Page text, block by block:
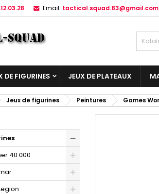
Email: tactical.squad.83@gmail.com
DE FIGURINES JEUX DE PLATEAUX
Jeux de figurines Peintures Games
40 000